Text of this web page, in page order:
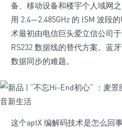
备、移动设备和楼宇个人域网
用 2.4—2.485GHz 的 ISM 波段
术最初由电信巨头爱立信公司
RS232 数据线的替代方案。蓝
数据同步的难题。
这个aptX 编解码技术是怎么回